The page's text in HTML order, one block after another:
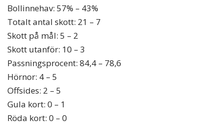
Bollinnehav: 57% – 43%
Totalt antal skott: 21 – 7
Skott på mål: 5 – 2
Skott utanför: 10 – 3
Passningsprocent: 84,4 – 78,6
Hörnor: 4 – 5
Offsides: 2 – 5
Gula kort: 0 – 1
Röda kort: 0 – 0